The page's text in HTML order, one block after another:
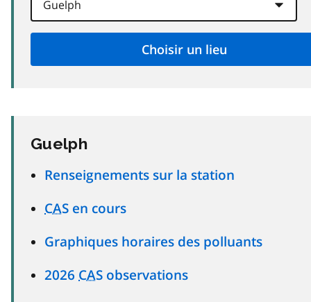
Guelph
Renseignements sur la station
CAS en cours
Graphiques horaires des polluants
2026 CAS observations